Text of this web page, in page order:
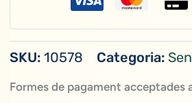
SKU:10578 Categoria:
Formes de pagament acceptades